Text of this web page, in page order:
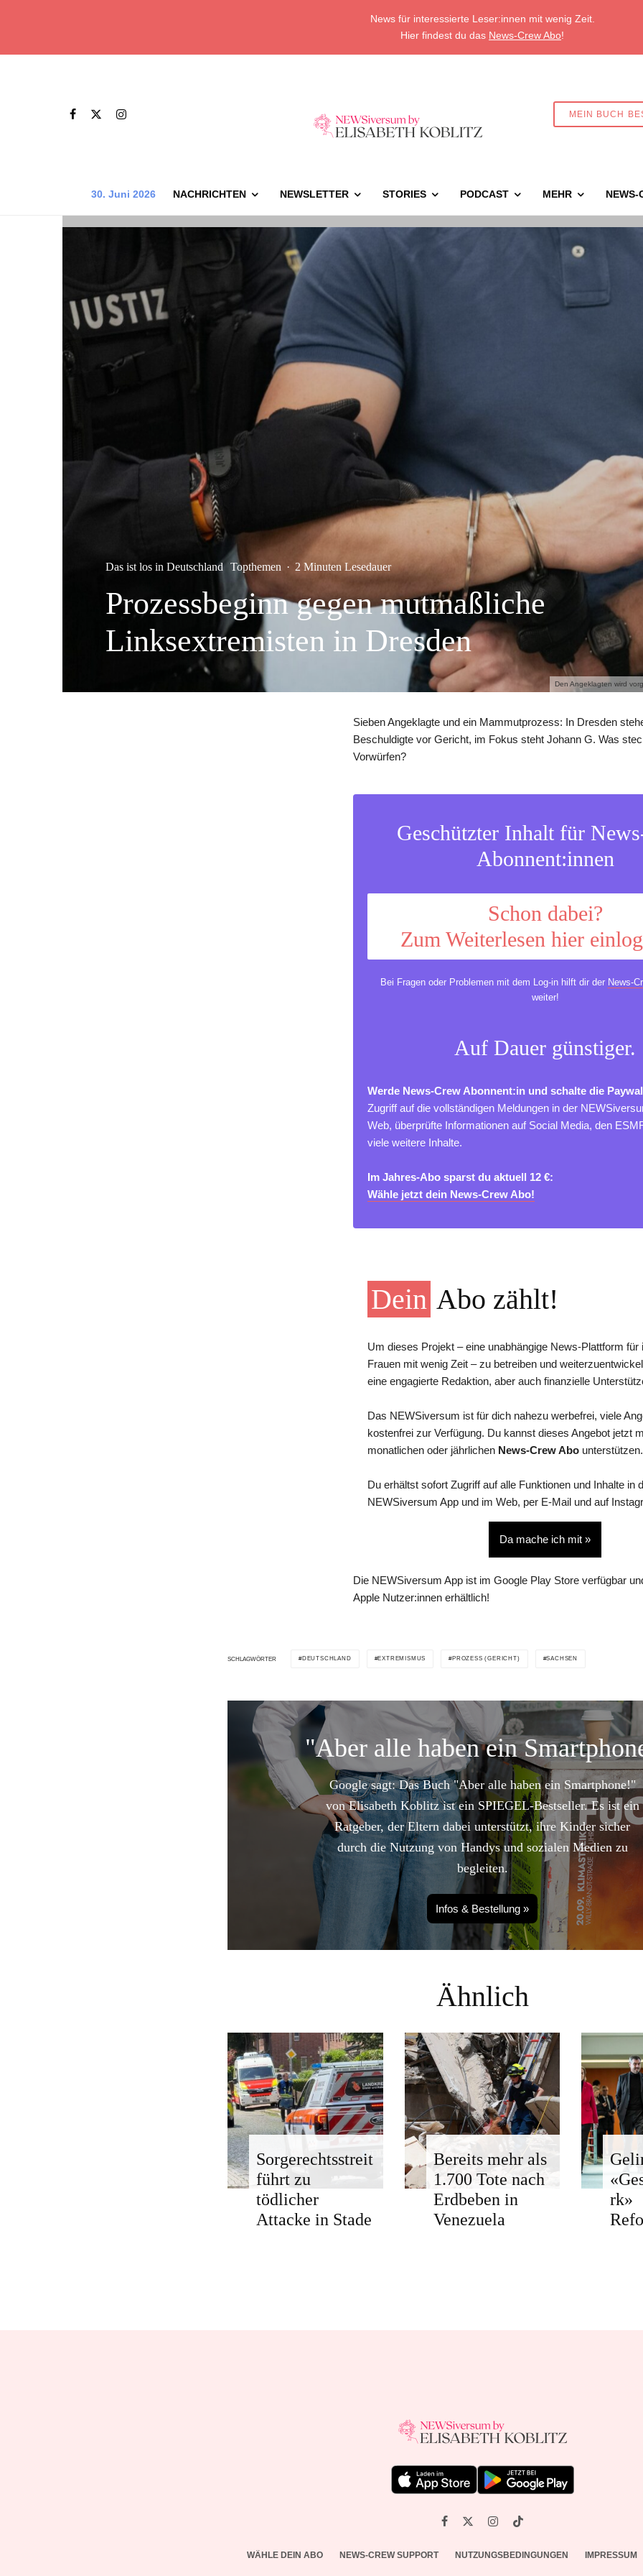
News für interessierte Leser:innen mit wenig Zeit.
Hier findest du das News-Crew Abo!
MEIN BUCH
30. Juni 2026 NACHRICHTEN NEWSLETTER STORIES PODCAST MEHR NEWS-
Den Angeklagten wird
Das ist los in Deutschland Topthemen · 2 Minuten Lesedauer
Prozessbeginn gegen mutmaßliche
Linksextremisten in Dresden
Sieben Angeklagte und ein Mammutprozess: In Dresden
Beschuldigte vor Gericht, im Fokus steht Johann G. Was
Vorwürfen?
Geschützter Inhalt für
Abonnent:innen
Schon dabei?
Zum Weiterlesen hier
Bei Fragen oder Problemen mit dem Log-in hilft dir der News-
weiter!
Auf Dauer günstiger.
Werde News-Crew Abonnent:in und schalte die
Zugriff auf die vollständigen Meldungen in der
Web, überprüfte Informationen auf Social Media, den
viele weitere Inhalte.
Im Jahres-Abo sparst du aktuell 12 €:
Wähle jetzt dein News-Crew Abo!
Dein Abo zählt!
Um dieses Projekt – eine unabhängige News-Plattform für
Frauen mit wenig Zeit – zu betreiben und
eine engagierte Redaktion, aber auch finanzielle
Das NEWSiversum ist für dich nahezu werbefrei, viele
kostenfrei zur Verfügung. Du kannst dieses Angebot jetzt
monatlichen oder jährlichen News-Crew Abo unterstützen.
Du erhältst sofort Zugriff auf alle Funktionen und Inhalte in
NEWSiversum App und im Web, per E-Mail und auf
Da mache ich mit »
Die NEWSiversum App ist im Google Play Store verfügbar
Apple Nutzer:innen erhältlich!
SCHLAGWÖRTER DEUTSCHLAND EXTREMISMUS PROZESS (GERICHT) SACHSEN
"Aber alle haben ein
Google sagt: Das Buch "Aber alle haben ein Smartphone!"
von Elisabeth Koblitz ist ein SPIEGEL-Bestseller. Es ist ein
Ratgeber, der Eltern dabei unterstützt, ihre Kinder sicher
durch die Nutzung von Handys und sozialen Medien zu
begleiten.
Infos & Bestellung »
Ähnlich
Sorgerechtsstreit
führt zu
tödlicher
Attacke in Stade
Bereits mehr als
1.700 Tote nach
Erdbeben in
Venezuela
rk»
WÄHLE DEIN ABO NEWS-CREW SUPPORT NUTZUNGSBEDINGUNGEN IMPRESSUM